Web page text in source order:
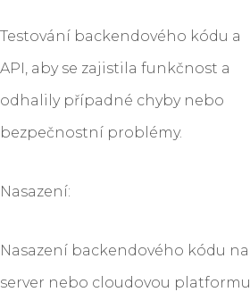
Testování backendového kódu a
API, aby se zajistila funkčnost a
odhalily případné chyby nebo
bezpečnostní problémy.
Nasazení:
Nasazení backendového kódu na
server nebo cloudovou platformu.